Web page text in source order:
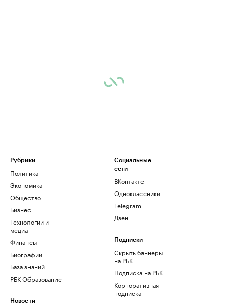
Рубрики
Политика
Экономика
Общество
Бизнес
Технологии и
медиа
Финансы
Биографии
База знаний
РБК Образование
Новости
Социальные
сети
ВКонтакте
Одноклассники
Telegram
Дзен
Подписки
Скрыть баннеры
на РБК
Подписка на РБК
Корпоративная
подписка